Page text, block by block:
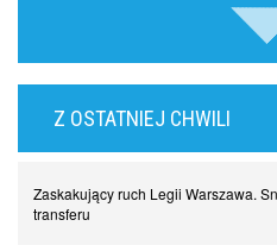
Lewandowski kontra Bayern. Czy
Piłkarz z numerem 47. Phil Foden i
Z OSTATNIEJ CHWILI
Zaskakujący ruch Legii Warszawa.
transferu